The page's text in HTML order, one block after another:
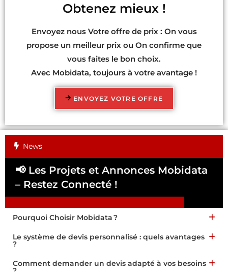
Obtenez mieux !
Envoyez nous Votre offre de prix : On vous
propose un meilleur prix ou On confirme que
vous faites le bon choix.
Avec Mobidata, toujours à votre avantage !
ENVOYEZ VOTRE OFFRE
News
📢 Les Projets et Annonces Mobidata
– Restez Connecté !
Pourquoi Choisir Mobidata ?
Le système de devis personnalisé : quels avantages
?
Comment demander un devis adapté à vos besoins